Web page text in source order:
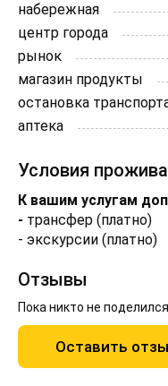
набережная
центр города
рынок
магазин продукты
остановка
аптека
Условия
К вашим услугам
- трансфер (платно)
- экскурсии (платно)
Отзывы
Пока никто не
Оставить